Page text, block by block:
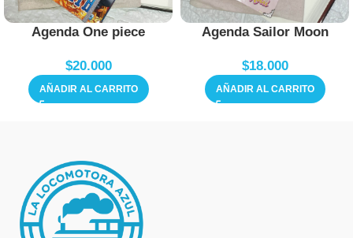
Agenda One piece
$20.000
AÑADIR AL CARRITO
Agenda Sailor Moon
$18.000
AÑADIR AL CARRITO